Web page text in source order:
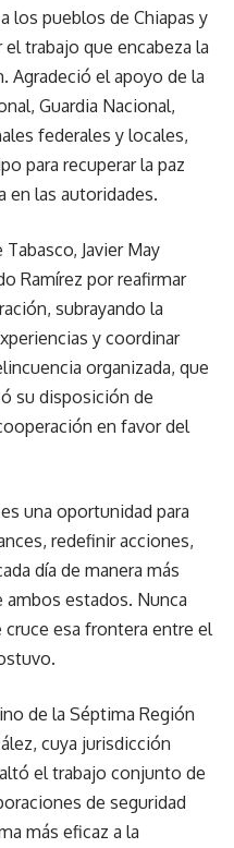
los pueblos de Chiapas y
el trabajo que encabeza la
Agradeció el apoyo de la
Guardia Nacional,
federales y locales,
para recuperar la paz
en las autoridades.
Javier May
Ramírez por reafirmar
subrayando la
y coordinar
organizada, que
su disposición de
en favor del
una oportunidad para
redefinir acciones,
día de manera más
ambos estados. Nunca
esa frontera entre el
de la Séptima Región
cuya jurisdicción
el trabajo conjunto de
de seguridad
más eficaz a la